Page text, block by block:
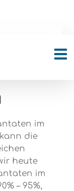
im
die
heute
im
– 95%,